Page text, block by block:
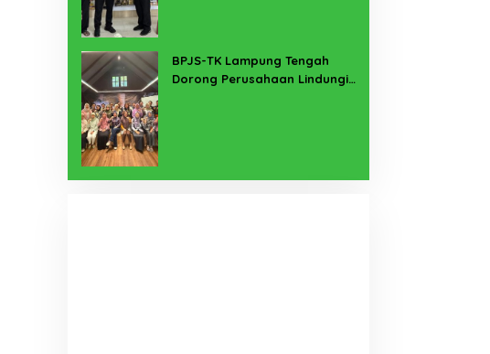
BPJS-TK Lampung Tengah
Dorong Perusahaan Lindungi